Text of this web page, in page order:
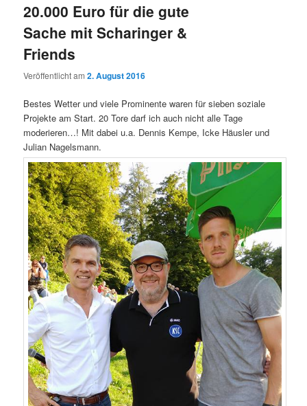
20.000 Euro für die gute
Sache mit Scharinger &
Friends
Veröffentlicht am2. August 2016
Bestes Wetter und viele Prominente waren für sieben soziale
Projekte am Start. 20 Tore darf ich auch nicht alle Tage
moderieren…! Mit dabei u.a. Dennis Kempe, Icke Häusler und
Julian Nagelsmann.